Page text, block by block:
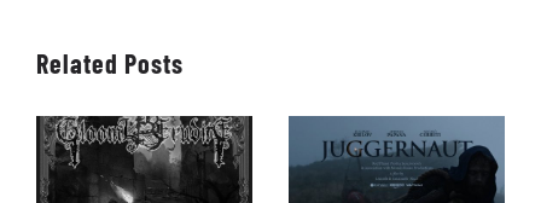
Related Posts